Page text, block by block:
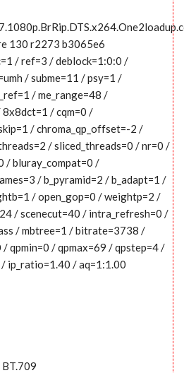
130 r2273 b3065e6
/ ref=3 / deblock=1:0:0 /
/ subme=11 / psy=1 /
/ me_range=48 /
/ cqm=0 /
/ chroma_qp_offset=-2 /
/ sliced_threads=0 / nr=0 /
/ bluray_compat=0 /
/ b_pyramid=2 / b_adapt=1 /
/ open_gop=0 / weightp=2 /
/ scenecut=40 / intra_refresh=0 /
/ mbtree=1 / bitrate=3738 /
qpmin=0 / qpmax=69 / qpstep=4 /
ip_ratio=1.40 / aq=1:1.00